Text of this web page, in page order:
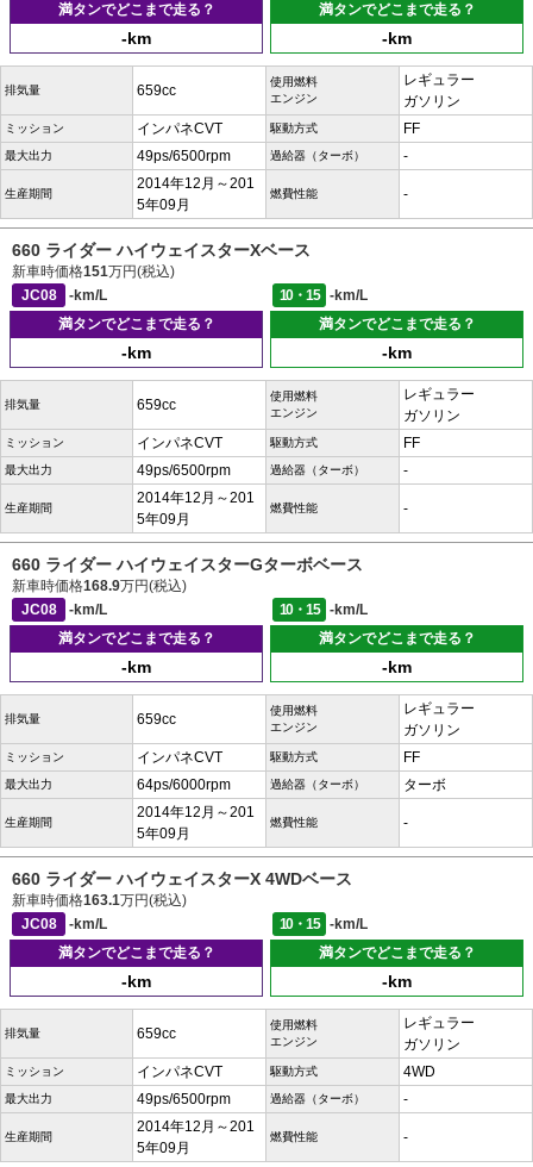
満タンでどこまで走る？
-km
満タンでどこまで走る？
-km
排気量 659cc
使用燃料
エンジン
レギュラー
ガソリン
ミッション インパネCVT 駆動方式 FF
最大出力 49ps/6500rpm 過給器（ターボ） -
生産期間
2014年12月～201
5年09月
燃費性能 -
660 ライダー ハイウェイスターXベース
新車時価格151万円(税込)
JC08
-km/L 10・15
-km/L
満タンでどこまで走る？
-km
満タンでどこまで走る？
-km
排気量 659cc
使用燃料
エンジン
レギュラー
ガソリン
ミッション インパネCVT 駆動方式 FF
最大出力 49ps/6500rpm 過給器（ターボ） -
生産期間
2014年12月～201
5年09月
燃費性能 -
660 ライダー ハイウェイスターGターボベース
新車時価格168.9万円(税込)
JC08
-km/L 10・15
-km/L
満タンでどこまで走る？
-km
満タンでどこまで走る？
-km
排気量 659cc
使用燃料
エンジン
レギュラー
ガソリン
ミッション インパネCVT 駆動方式 FF
最大出力 64ps/6000rpm 過給器（ターボ） ターボ
生産期間
2014年12月～201
5年09月
燃費性能 -
660 ライダー ハイウェイスターX 4WDベース
新車時価格163.1万円(税込)
JC08
-km/L 10・15
-km/L
満タンでどこまで走る？
-km
満タンでどこまで走る？
-km
排気量 659cc
使用燃料
エンジン
レギュラー
ガソリン
ミッション インパネCVT 駆動方式 4WD
最大出力 49ps/6500rpm 過給器（ターボ） -
生産期間
2014年12月～201
5年09月
燃費性能 -